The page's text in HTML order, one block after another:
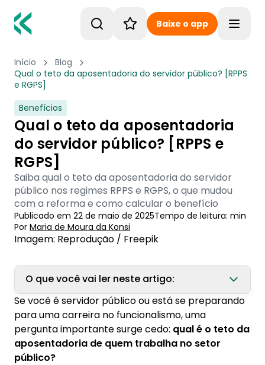
Baixe o app
Início
Blog
Qual o teto da aposentadoria do servidor público? [RPPS
e RGPS]
Benefícios
Qual o teto da aposentadoria
do servidor público? [RPPS e
RGPS]
Saiba qual o teto da aposentadoria do servidor
público nos regimes RPPS e RGPS, o que mudou
com a reforma e como calcular o benefício
Publicado em 22 de maio de 2025Tempo de leitura: min
Por Maria de Moura da Konsi
Imagem: Reprodução / Freepik
O que você vai ler neste artigo:
1. O que é RPPS e RGPS: entenda os regimes de
previdência
1.1. Diferença entre regime próprio (RPPS) e
regime geral (RGPS)
Se você é servidor público ou está se preparando
para uma carreira no funcionalismo, uma
pergunta importante surge cedo: qual é o teto da
aposentadoria de quem trabalha no setor
público?